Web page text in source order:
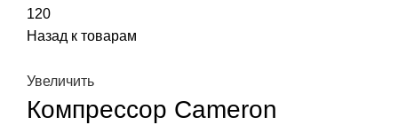
120
Назад к товарам
Увеличить
Компрессор Cameron